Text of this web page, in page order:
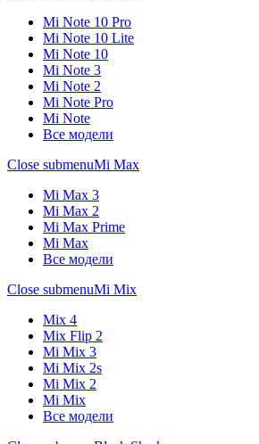
Mi Note 10 Pro
Mi Note 10 Lite
Mi Note 10
Mi Note 3
Mi Note 2
Mi Note Pro
Mi Note
Все модели
Close submenuMi Max
Mi Max 3
Mi Max 2
Mi Max Prime
Mi Max
Все модели
Close submenuMi Mix
Mix 4
Mix Flip 2
Mi Mix 3
Mi Mix 2s
Mi Mix 2
Mi Mix
Все модели